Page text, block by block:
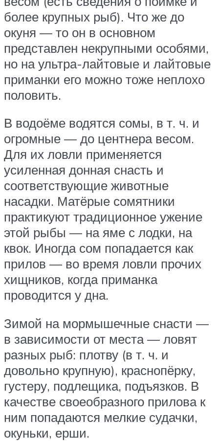
более крупных рыб). Что же до
окуня — то он в основном
представлен некрупными особями,
но на ультра-лайтовые и лайтовые
приманки его можно тоже неплохо
половить.
В водоёме водятся сомы, в т. ч. и
огромные — до центнера весом.
Для их ловли применяется
усиленная донная снасть и
соответствующие животные
насадки. Матёрые сомятники
практикуют традиционное ужение
этой рыбы — на яме с лодки, на
квок. Иногда сом попадается как
прилов — во время ловли прочих
хищников, когда приманка
проводится у дна.
Зимой на мормышечные снасти —
в зависимости от места — ловят
разных рыб: плотву (в т. ч. и
довольно крупную), краснопёрку,
густеру, подлещика, подъязков. В
качестве своеобразного прилова к
ним попадаются мелкие судачки,
окуньки, ерши.